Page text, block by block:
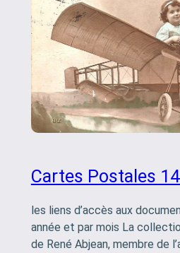
Cartes Postales
les liens d’accès aux
année et par mois La
de René Abjean, membre de